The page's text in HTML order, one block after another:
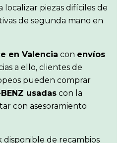
piezas difíciles de
de segunda mano en
en Valencia con envíos
a ello, clientes de
pueden comprar
usadas con la
con asesoramiento
disponible de recambios